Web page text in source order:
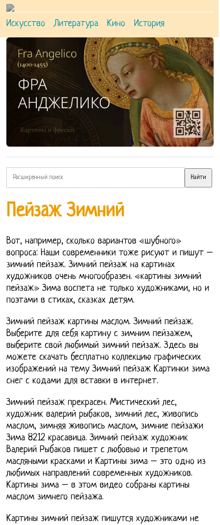
Искусство Литература Кино История
Пейзаж Зимний
Вот, например, сколько вариантов «шубного»
вопроса: Наши современники тоже рисуют и пишут –
зимний пейзаж. Зимний пейзаж на картинах
художников очень многообразен. «картины зимний
пейзаж» Зима воспета не только художниками, но и
поэтами в стихах, сказках детям.
Зимний пейзаж картины маслом. Зимний пейзаж.
Выберите для себя картину с зимним пейзажем,
выберите свой любимый зимний пейзаж. Здесь вы
можете скачать бесплатно коллекцию графических
изображений на тему Зимний пейзаж Картинки зима
снег с кодами для вставки в интернет.
Зимний пейзаж прекрасен. Мистический лес,
художник валерий рыбаков, зимний лес, живопись
маслом, зимняя живопись маслом, зимние пейзажи
Зима 8212 красавица. Зимний пейзаж художник
Валерий Рыбаков пишет с любовью и трепетом
масляными красками и Картины зима – это одно из
любимых направлений современных художников.
Картины зима – в этом видео собраны картины
маслом зимнего пейзажа.
Картины зимний пейзаж пишутся художниками не